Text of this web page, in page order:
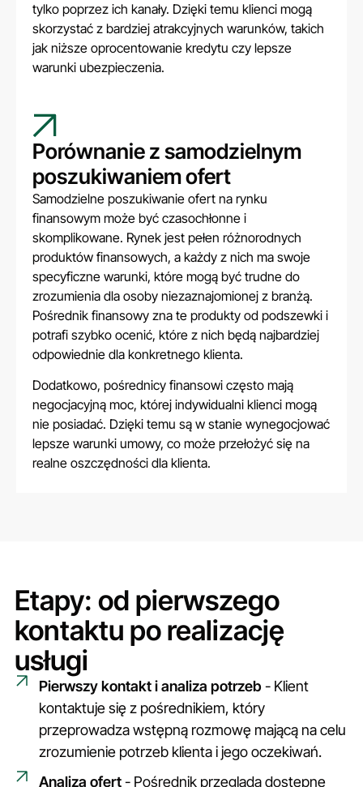
tylko poprzez ich kanały. Dzięki temu klienci mogą
skorzystać z bardziej atrakcyjnych warunków, takich
jak niższe oprocentowanie kredytu czy lepsze
warunki ubezpieczenia.
Porównanie z samodzielnym
poszukiwaniem ofert
Samodzielne poszukiwanie ofert na rynku
finansowym może być czasochłonne i
skomplikowane. Rynek jest pełen różnorodnych
produktów finansowych, a każdy z nich ma swoje
specyficzne warunki, które mogą być trudne do
zrozumienia dla osoby niezaznajomionej z branżą.
Pośrednik finansowy zna te produkty od podszewki i
potrafi szybko ocenić, które z nich będą najbardziej
odpowiednie dla konkretnego klienta.
Dodatkowo, pośrednicy finansowi często mają
negocjacyjną moc, której indywidualni klienci mogą
nie posiadać. Dzięki temu są w stanie wynegocjować
lepsze warunki umowy, co może przełożyć się na
realne oszczędności dla klienta.
Etapy: od pierwszego
kontaktu po realizację
usługi
Pierwszy kontakt i analiza potrzeb - Klient
kontaktuje się z pośrednikiem, który
przeprowadza wstępną rozmowę mającą na celu
zrozumienie potrzeb klienta i jego oczekiwań.
Analiza ofert- Pośrednik przegląda dostępne